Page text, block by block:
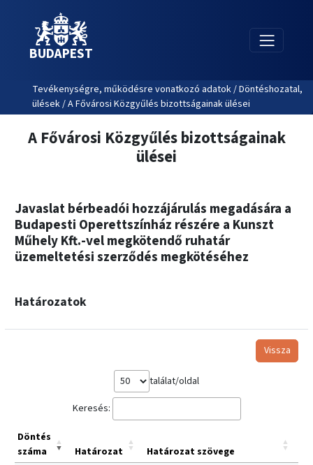
BUDAPEST
Tevékenységre, működésre vonatkozó adatok / Döntéshozatal,
ülések / A Fővárosi Közgyűlés bizottságainak ülései
A Fővárosi Közgyűlés bizottságainak
ülései
Javaslat bérbeadói hozzájárulás megadására a
Budapesti Operettszínház részére a Kunszt
Műhely Kft.-vel megkötendő ruhatár
üzemeltetési szerződés megkötéséhez
Határozatok
Vissza
találat/oldal
Keresés:
Döntés
száma
Határozat
Határozat szövege